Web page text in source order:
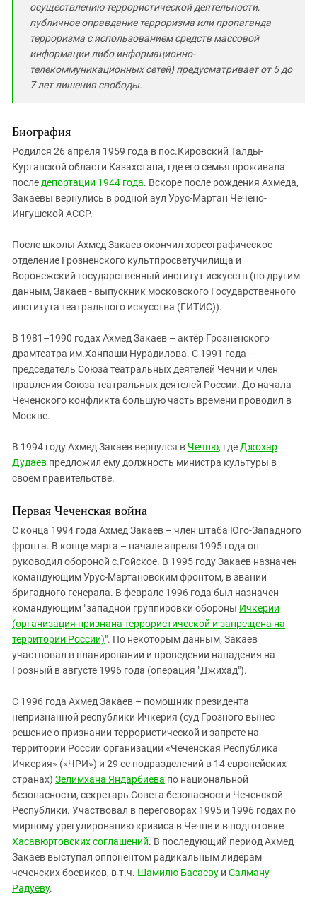
осуществлению террористической деятельности,
публичное оправдание терроризма или пропаганда
терроризма с использованием средств массовой
информации либо информационно-
телекоммуникационных сетей) предусматривает от 5 до
7 лет лишения свободы.
Биография
Родился 26 апреля 1959 года в пос.Кировский Талды-
Курганской области Казахстана, где его семья проживала
последепортации 1944 года. Вскоре после рождения Ахмеда,
Закаевы вернулись в родной аул Урус-Мартан Чечено-
Ингушской АССР.
После школы Ахмед Закаев окончил хореографическое
отделение Грозненского культпросветучилища и
Воронежский государственный институт искусств (по другим
данным, Закаев - выпускник московского Государственного
института театрального искусства (ГИТИС)).
В 1981–1990 годах Ахмед Закаев – актёр Грозненского
драмтеатра им.Ханпаши Нурадилова. С 1991 года –
председатель Союза театральных деятелей Чечни и член
правления Союза театральных деятелей России. До начала
Чеченского конфликта большую часть времени проводил в
Москве.
В 1994 году Ахмед Закаев вернулся в Чечню, гдеДжохар
Дудаев предложил ему должность министра культуры в
своем правительстве.
Первая Чеченская война
С конца 1994 года Ахмед Закаев – член штаба Юго-Западного
фронта. В конце марта – начале апреля 1995 года он
руководил обороной с.Гойское. В 1995 году Закаев назначен
командующим Урус-Мартановским фронтом, в звании
бригадного генерала. В феврале 1996 года был назначен
командующим "западной группировки обороны Ичкерии
(организация признана террористической и запрещена на
территории России)". По некоторым данным, Закаев
участвовал в планировании и проведении нападения на
Грозный в августе 1996 года (операция "Джихад").
C 1996 года Ахмед Закаев – помощник президента
непризнанной республики Ичкерия (суд Грозного вынес
решение о признании террористической и запрете на
территории России организации «Чеченская Республика
Ичкерия» («ЧРИ») и 29 ее подразделений в 14 европейских
странах) Зелимхана Яндарбиева по национальной
безопасности, секретарь Совета безопасности Чеченской
Республики. Участвовал в переговорах 1995 и 1996 годах по
мирному урегулированию кризиса в Чечне и в подготовке
Хасавюртовских соглашений. В последующий период Ахмед
Закаев выступал оппонентом радикальным лидерам
чеченских боевиков, в т.ч. Шамилю Басаеву и Салману
Радуеву.